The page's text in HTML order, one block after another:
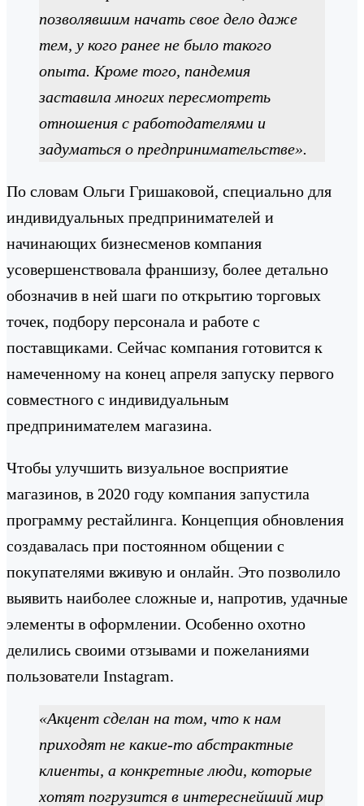
позволявшим начать свое дело даже
тем, у кого ранее не было такого
опыта. Кроме того, пандемия
заставила многих пересмотреть
отношения с работодателями и
задуматься о предпринимательстве».
По словам Ольги Гришаковой, специально для
индивидуальных предпринимателей и
начинающих бизнесменов компания
усовершенствовала франшизу, более детально
обозначив в ней шаги по открытию торговых
точек, подбору персонала и работе с
поставщиками. Сейчас компания готовится к
намеченному на конец апреля запуску первого
совместного с индивидуальным
предпринимателем магазина.
Чтобы улучшить визуальное восприятие
магазинов, в 2020 году компания запустила
программу рестайлинга. Концепция обновления
создавалась при постоянном общении с
покупателями вживую и онлайн. Это позволило
выявить наиболее сложные и, напротив, удачные
элементы в оформлении. Особенно охотно
делились своими отзывами и пожеланиями
пользователи Instagram.
«Акцент сделан на том, что к нам
приходят не какие-то абстрактные
клиенты, а конкретные люди, которые
хотят погрузится в интереснейший мир